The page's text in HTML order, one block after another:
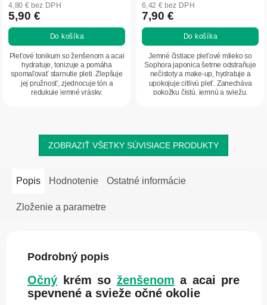
4,80 € bez DPH
5,90 €
Do košíka
Pleťové tonikum so ženšenom a acai
hydratuje, tonizuje a pomáha
spomaľovať starnutie pleti. Zlepšuje
jej pružnosť, zjednocuje tón a
redukuje jemné vrásky.
6,42 € bez DPH
7,90 €
Do košíka
Jemné čistiace pleťové mlieko so
Sophora japonica šetrne odstraňuje
nečistoty a make-up, hydratuje a
upokojuje citlivú pleť. Zanecháva
pokožku čistú, jemnú a sviežu.
ZOBRAZIŤ VŠETKY SÚVISIACE PRODUKTY
Popis Hodnotenie Ostatné informácie
Zloženie a parametre
Podrobný popis
Očný krém so ženšenom a acai pre
spevnené a svieže očné okolie